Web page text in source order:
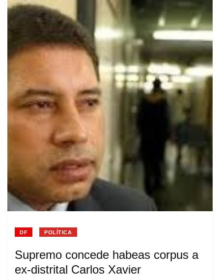
DF POLÍTICA
Supremo concede habeas corpus a
ex-distrital Carlos Xavier